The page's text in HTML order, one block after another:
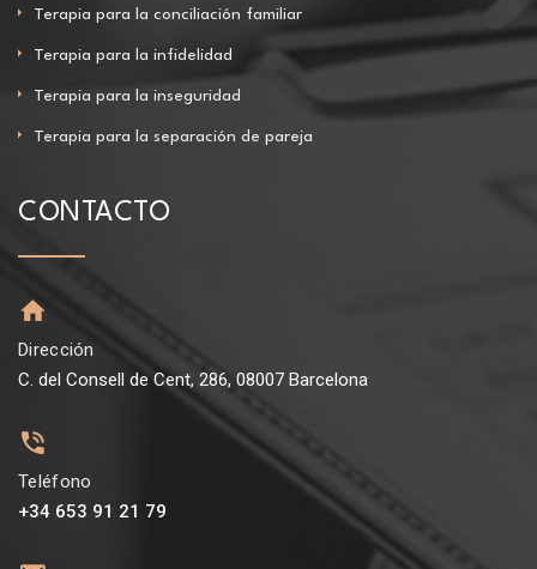
Terapia para la conciliación familiar
Terapia para la infidelidad
Terapia para la inseguridad
Terapia para la separación de pareja
CONTACTO
Dirección
C. del Consell de Cent, 286, 08007 Barcelona
Teléfono
+34 653 91 21 79